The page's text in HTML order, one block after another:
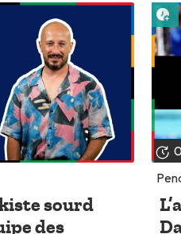
sourd
des